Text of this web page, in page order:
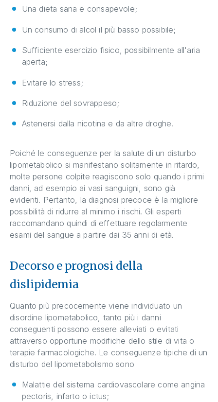
Una dieta sana e consapevole;
Un consumo di alcol il più basso possibile;
Sufficiente esercizio fisico, possibilmente all'aria
aperta;
Evitare lo stress;
Riduzione del sovrappeso;
Astenersi dalla nicotina e da altre droghe.
Poiché le conseguenze per la salute di un disturbo
lipometabolico si manifestano solitamente in ritardo,
molte persone colpite reagiscono solo quando i primi
danni, ad esempio ai vasi sanguigni, sono già
evidenti. Pertanto, la diagnosi precoce è la migliore
possibilità di ridurre al minimo i rischi. Gli esperti
raccomandano quindi di effettuare regolarmente
esami del sangue a partire dai 35 anni di età.
Decorso e prognosi della
dislipidemia
Quanto più precocemente viene individuato un
disordine lipometabolico, tanto più i danni
conseguenti possono essere alleviati o evitati
attraverso opportune modifiche dello stile di vita o
terapie farmacologiche. Le conseguenze tipiche di un
disturbo del lipometabolismo sono
Malattie del sistema cardiovascolare come angina
pectoris, infarto o ictus;